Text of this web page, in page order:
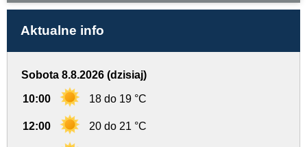
Aktualne info
Sobota 8.8.2026 (dzisiaj)
10:00 18 do 19 °C
12:00 20 do 21 °C